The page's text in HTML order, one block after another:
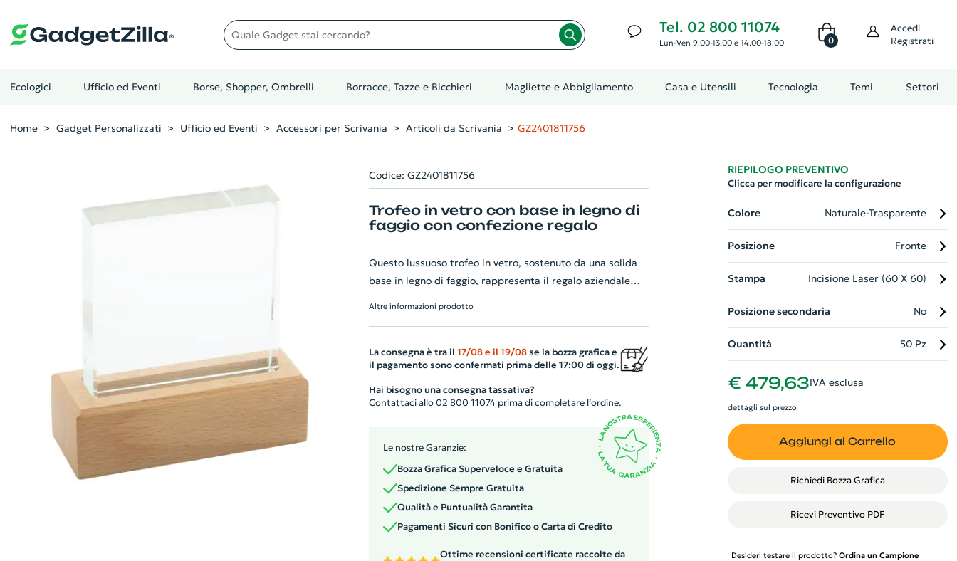
Quale gadget stai cercando? Tel. 02 800 11074
Lun-Ven 9.00-13.00 e 14.00-18.00 0
Accedi
Registrati
Ecologici Ufficio ed Eventi Borse, Shopper, Ombrelli Borracce, Tazze e Bicchieri Magliette e Abbigliamento Casa e Utensili Tecnologia Temi Settori
Home Gadget Personalizzati Ufficio ed Eventi Accessori per Scrivania Articoli da Scrivania GZ2401811756
Codice: GZ2401811756
Trofeo in vetro con base in legno di
faggio con confezione regalo
Questo lussuoso trofeo in vetro, sostenuto da una solida
base in legno di faggio, rappresenta il regalo aziendale
cartoncino kraft, accresce l'esperienza unica di ricevere
questo prezioso riconoscimento. Un'opzione perfetta per
celebrare traguardi, successi e tragitti significativi
nell'ambito lavorativo. Un gadget personalizzato che
Altre informazioni prodotto
La consegna è tra il 17/08 e il 19/08se la bozza grafica e
il pagamento sono confermati prima delle 17:00 di oggi.
Hai bisogno una consegna tassativa?
Contattaci allo 02 800 11074 prima di completare l’ordine.
Le nostre Garanzie:
Bozza Grafica Superveloce e Gratuita
Spedizione Sempre Gratuita
Qualità e Puntualità Garantita
Pagamenti Sicuri con Bonifico o Carta di Credito
Ottime recensioni certificate raccolte da
RIEPILOGO PREVENTIVO
Clicca per modificare la configurazione
Colore Naturale-Trasparente
Posizione Fronte
Stampa Incisione Laser (60 X 60)
Posizione secondaria No
Quantità 50 Pz
€ 479,63IVA esclusa
dettagli sul prezzo
Aggiungi al Carrello
Richiedi Bozza Grafica
Ricevi Preventivo PDF
Desideri testare il prodotto? Ordina un Campione